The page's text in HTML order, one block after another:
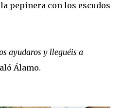
pepinera con los escudos
ayudaros y lleguéis a
Álamo.